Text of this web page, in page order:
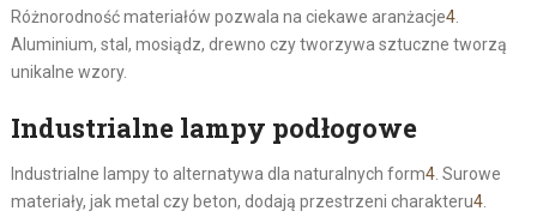
Różnorodność materiałów pozwala na ciekawe aranżacje4.
Aluminium, stal, mosiądz, drewno czy tworzywa sztuczne tworzą
unikalne wzory.
Industrialne lampy podłogowe
Industrialne lampy to alternatywa dla naturalnych form4. Surowe
materiały, jak metal czy beton, dodają przestrzeni charakteru4.